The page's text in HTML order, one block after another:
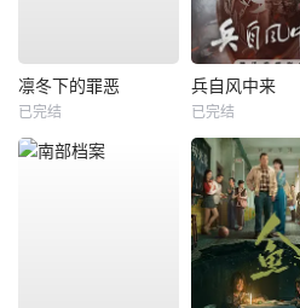
凛冬下的罪恶
已完结
兵自风中来
已完结